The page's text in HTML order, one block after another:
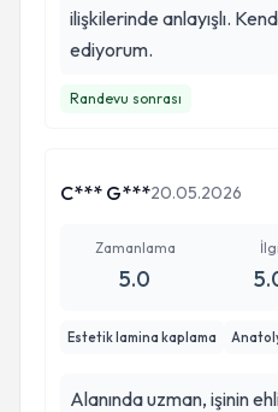
ilişkilerinde anlayışlı.
ediyorum.
Randevu sonrası
C*** G***20.05.2026
Zamanlama
5.0
İlgi
Estetik lamina kaplama
Alanında uzman, işinin